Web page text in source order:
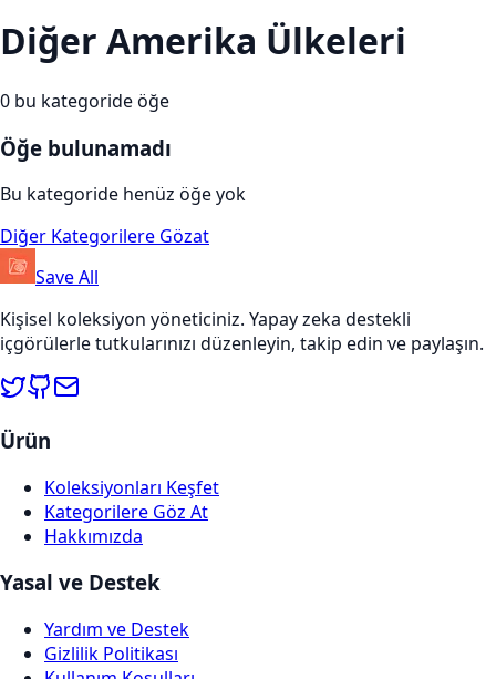
Diğer Amerika Ülkeleri
0 bu kategoride öğe
Öğe bulunamadı
Bu kategoride henüz öğe yok
Diğer Kategorilere Gözat
Save All
Kişisel koleksiyon yöneticiniz. Yapay zeka destekli
içgörülerle tutkularınızı düzenleyin, takip edin ve paylaşın.
Ürün
Koleksiyonları Keşfet
Kategorilere Göz At
Hakkımızda
Yasal ve Destek
Yardım ve Destek
Gizlilik Politikası